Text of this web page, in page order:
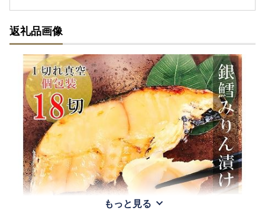
返礼品画像
もっと見る